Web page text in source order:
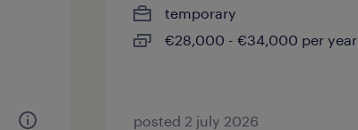
temporary
€28,000 - €34,000 per year
posted 2 july 2026